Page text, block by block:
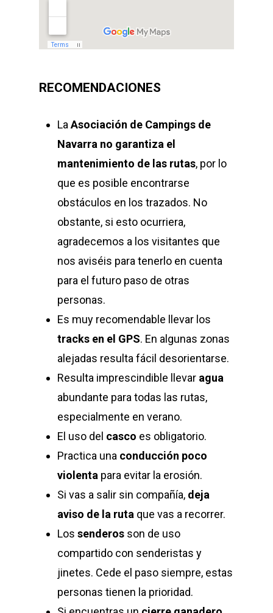
RECOMENDACIONES
La Asociación de Campings de
Navarra no garantiza el
mantenimiento de las rutas, por lo
que es posible encontrarse
obstáculos en los trazados. No
obstante, si esto ocurriera,
agradecemos a los visitantes que
nos aviséis para tenerlo en cuenta
para el futuro paso de otras
personas.
Es muy recomendable llevar los
tracks en el GPS. En algunas zonas
alejadas resulta fácil desorientarse.
Resulta imprescindible llevar agua
abundante para todas las rutas,
especialmente en verano.
El uso del casco es obligatorio.
Practica una conducción poco
violenta para evitar la erosión.
Si vas a salir sin compañía, deja
aviso de la ruta que vas a recorrer.
Los senderos son de uso
compartido con senderistas y
jinetes. Cede el paso siempre, estas
personas tienen la prioridad.